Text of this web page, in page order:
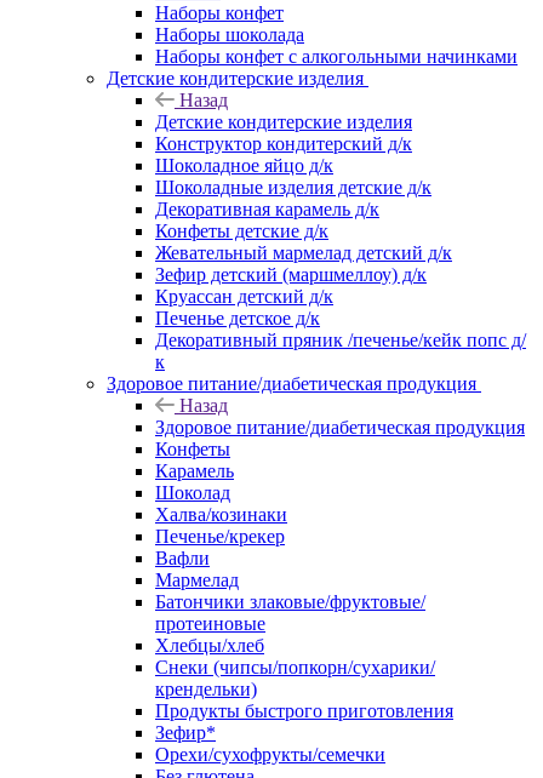
Наборы конфет
Наборы шоколада
Наборы конфет с алкогольными начинками
Детские кондитерские изделия
Назад
Детские кондитерские изделия
Конструктор кондитерский д/к
Шоколадное яйцо д/к
Шоколадные изделия детские д/к
Декоративная карамель д/к
Конфеты детские д/к
Жевательный мармелад детский д/к
Зефир детский (маршмеллоу) д/к
Круассан детский д/к
Печенье детское д/к
Декоративный пряник /печенье/кейк попс д/
к
Здоровое питание/диабетическая продукция
Назад
Здоровое питание/диабетическая продукция
Конфеты
Карамель
Шоколад
Халва/козинаки
Печенье/крекер
Вафли
Мармелад
Батончики злаковые/фруктовые/
протеиновые
Хлебцы/хлеб
Снеки (чипсы/попкорн/сухарики/
крендельки)
Продукты быстрого приготовления
Зефир*
Орехи/сухофрукты/семечки